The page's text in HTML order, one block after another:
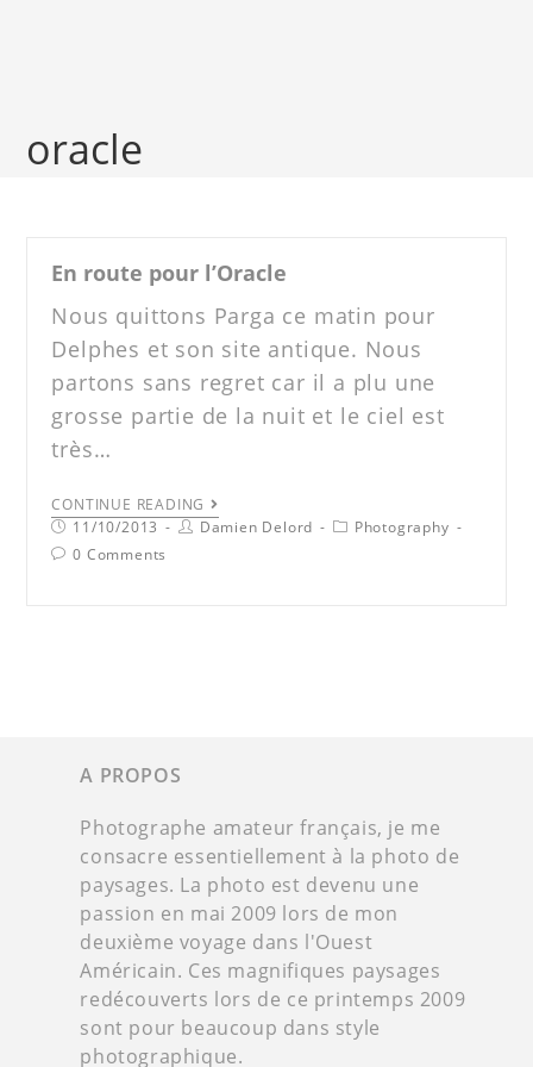
oracle
En route pour l’Oracle
Nous quittons Parga ce matin pour
Delphes et son site antique. Nous
partons sans regret car il a plu une
grosse partie de la nuit et le ciel est
très…
CONTINUE READING
11/10/2013
Damien Delord
Photography
0 Comments
A PROPOS
Photographe amateur français, je me
consacre essentiellement à la photo de
paysages. La photo est devenu une
passion en mai 2009 lors de mon
deuxième voyage dans l'Ouest
Américain. Ces magnifiques paysages
redécouverts lors de ce printemps 2009
sont pour beaucoup dans style
photographique.